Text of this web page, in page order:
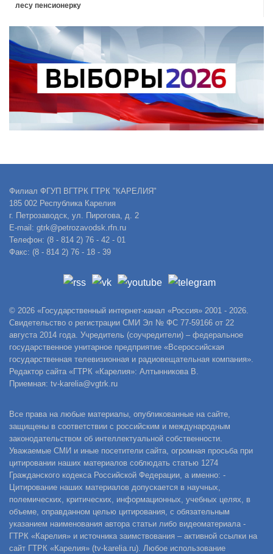
лесу пенсионерку
Филиал ФГУП ВГТРК ГТРК "КАРЕЛИЯ"
185 002 Республика Карелия
г. Петрозаводск, ул. Пирогова, д. 2
E-mail: gtrk@petrozavodsk.rfn.ru
Телефон: (8 - 814 2) 76 - 42 - 01
Факс: (8 - 814 2) 76 - 18 - 39
© 2026 «Государственный интернет-канал «Россия» 2001 - 2026.
Свидетельство о регистрации СМИ Эл № ФС 77-59166 от 22
августа 2014 года. Учредитель (соучредители) – федеральное
государственное унитарное предприятие «Всероссийская
государственная телевизионная и радиовещательная компания».
Редактор сайта «ГТРК «Карелия»: Алтынникова В.
Приемная: tv-karelia@vgtrk.ru
Все права на любые материалы, опубликованные на сайте,
защищены в соответствии с российским и международным
законодательством об интеллектуальной собственности.
Уважаемые СМИ и иные посетители сайта, огромная просьба при
цитировании наших материалов соблюдать статью 1274
Гражданского кодекса Российской Федерации, а именно: -
Цитирование наших материалов допускается в научных,
полемических, критических, информационных, учебных целях, в
объеме, оправданном целью цитирования, с обязательным
указанием наименования автора статьи либо видеоматериала -
ГТРК «Карелия» и источника заимствования – активной ссылки на
сайт ГТРК «Карелия» (tv-karelia.ru). Любое использование